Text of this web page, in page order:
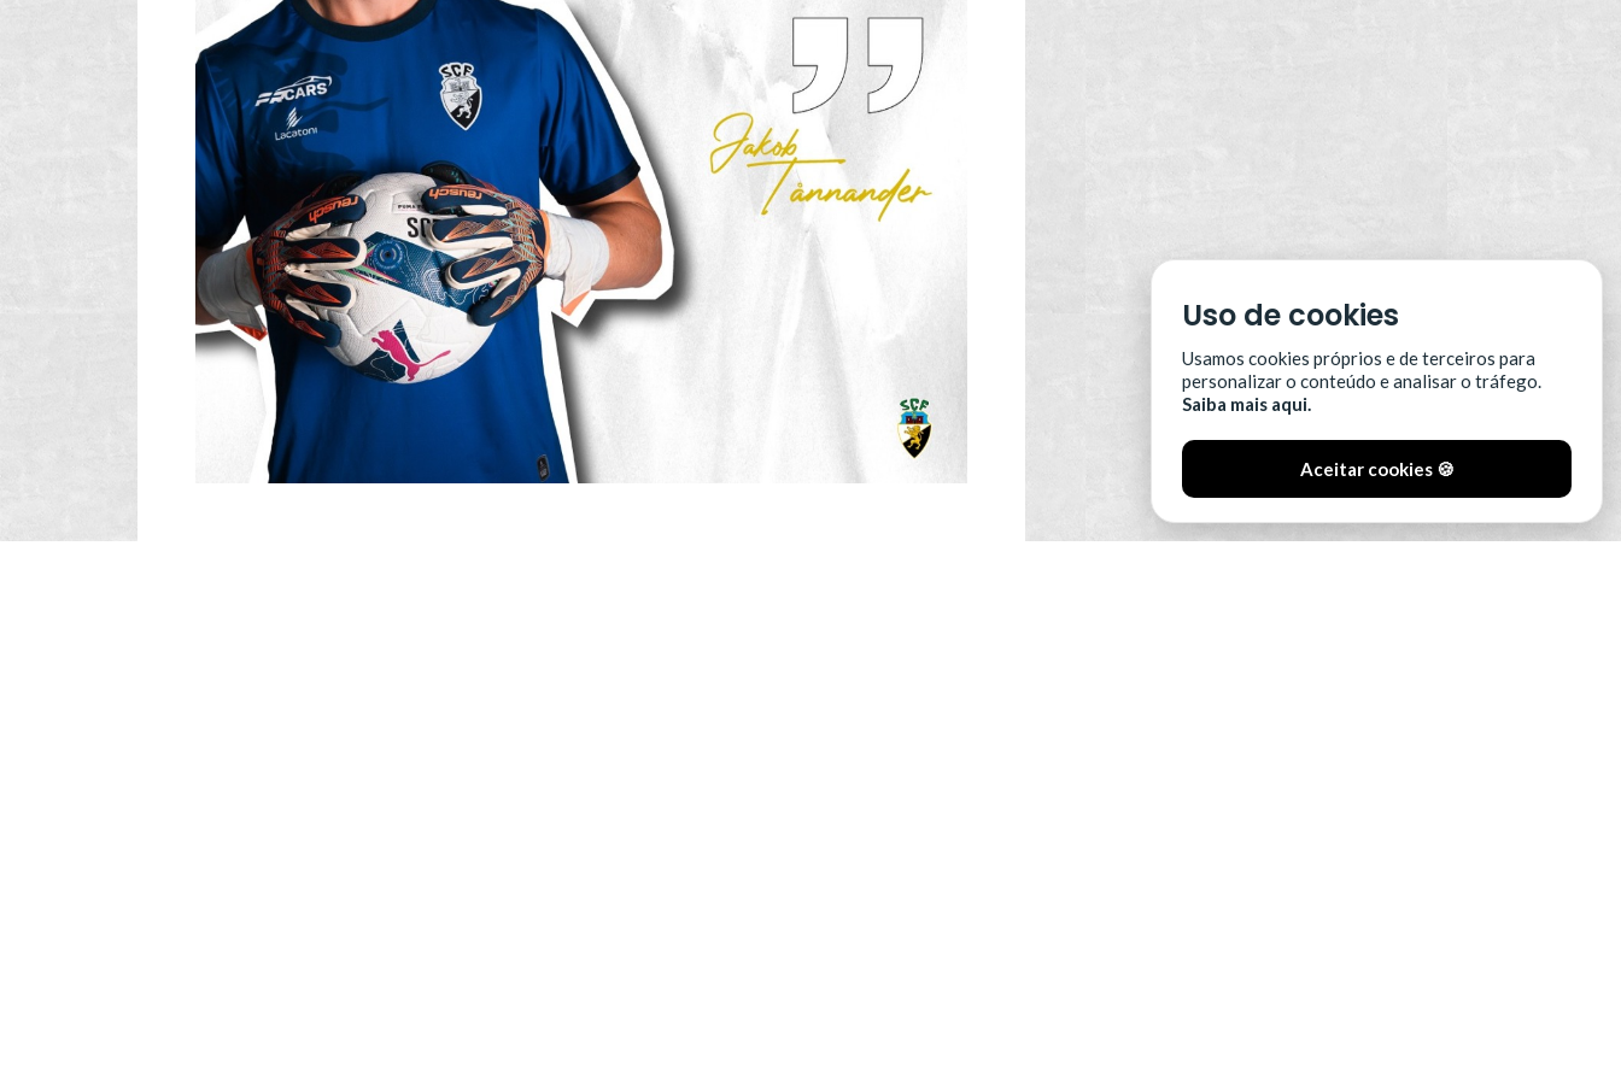
Uso de cookies
Usamos cookies próprios e de terceiros para
personalizar o conteúdo e analisar o tráfego.
Saiba mais aqui.
Aceitar cookies 🍪